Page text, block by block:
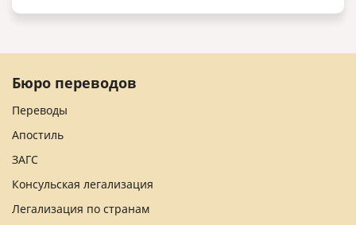
Бюро переводов
Переводы
Апостиль
ЗАГС
Консульская легализация
Легализация по странам